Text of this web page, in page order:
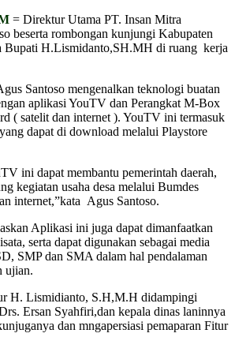
= Direktur Utama PT. Insan Mitra
beserta rombongan kunjungi Kabupaten
Bupati H.Lismidanto,SH.MH di ruang kerja
Santoso mengenalkan teknologi buatan
aplikasi YouTV dan Perangkat M-Box
( satelit dan internet ). YouTV ini termasuk
dapat di download melalui Playstore
ini dapat membantu pemerintah daerah,
kegiatan usaha desa melalui Bumdes
internet,”kata Agus Santoso.
Aplikasi ini juga dapat dimanfaatkan
serta dapat digunakan sebagai media
SMP dan SMA dalam hal pendalaman
ujian.
H. Lismidianto, S.H,M.H didampingi
Ersan Syahfiri,dan kepala dinas laninnya
dan mngapersiasi pemaparan Fitur